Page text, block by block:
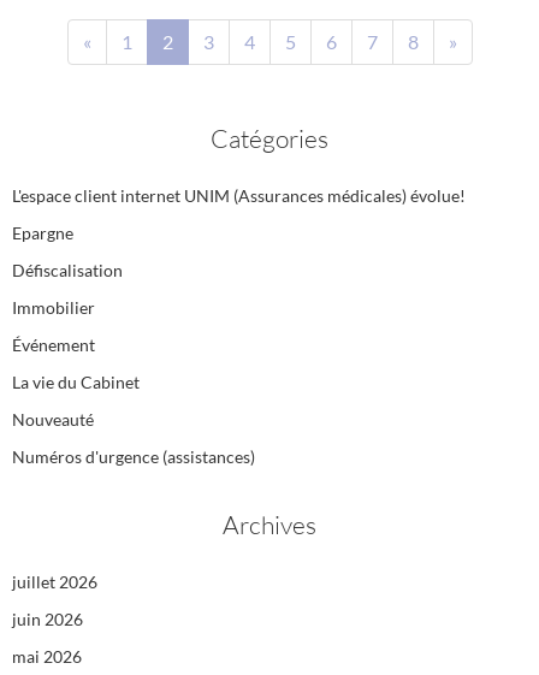
« 1 2 3 4 5 6 7 8 »
Catégories
L'espace client internet UNIM (Assurances médicales) évolue!
Epargne
Défiscalisation
Immobilier
Événement
La vie du Cabinet
Nouveauté
Numéros d'urgence (assistances)
Archives
juillet 2026
juin 2026
mai 2026